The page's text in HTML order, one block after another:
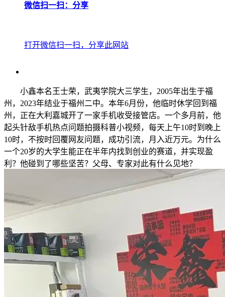
微信扫一扫：分享
打开微信扫一扫，分享此网站
小鑫本名王士荣，武夷学院大三学生，2005年出生于福
州，2023年结业于福州二中。本年6月份，他临时休学回到福
州，正在大利嘉城开了一家手机收受接管店。一个多月前，他
起头针敌手机热点问题拍摄科普小视频，每天上午10时到晚上
10时，不按时回覆网友问题，成功引流，月入近万元。为什么
一个20岁的大学生能正在半年内找到创业的赛道，并实现盈
利？他碰到了哪些坚苦？父母、专家对此有什么见地？